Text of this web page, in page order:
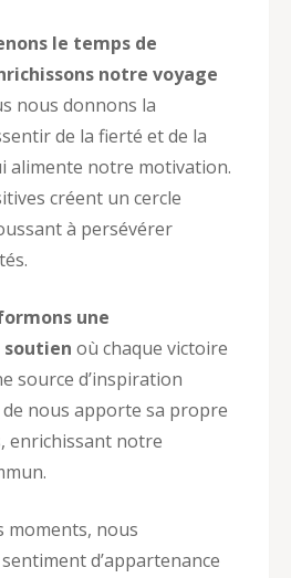
le temps de
notre voyage
nous donnons la
de la fierté et de la
alimente notre motivation.
créent un cercle
à persévérer
une
soutien où chaque victoire
source d’inspiration
de nous apporte sa propre
enrichissant notre
moments, nous
d’appartenance